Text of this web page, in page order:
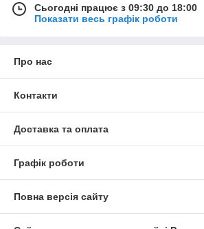
Сьогодні працює з 09:30 до 18:00
Показати весь графік роботи
Про нас
Контакти
Доставка та оплата
Графік роботи
Повна версія сайту